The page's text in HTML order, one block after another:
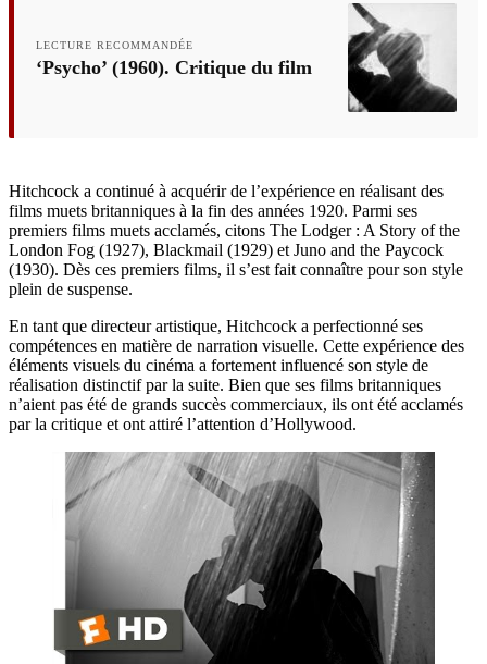
LECTURE RECOMMANDÉE
‘Psycho’ (1960). Critique du film
Hitchcock a continué à acquérir de l’expérience en réalisant des
films muets britanniques à la fin des années 1920. Parmi ses
premiers films muets acclamés, citons The Lodger : A Story of the
London Fog (1927), Blackmail (1929) et Juno and the Paycock
(1930). Dès ces premiers films, il s’est fait connaître pour son style
plein de suspense.
En tant que directeur artistique, Hitchcock a perfectionné ses
compétences en matière de narration visuelle. Cette expérience des
éléments visuels du cinéma a fortement influencé son style de
réalisation distinctif par la suite. Bien que ses films britanniques
n’aient pas été de grands succès commerciaux, ils ont été acclamés
par la critique et ont attiré l’attention d’Hollywood.